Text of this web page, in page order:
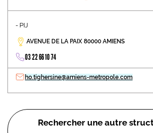
- PIJ
AVENUE DE LA PAIX 80000 AMIENS
03 22 66 10 74
ho.tighersine@amiens-metropole.com
Rechercher une autre